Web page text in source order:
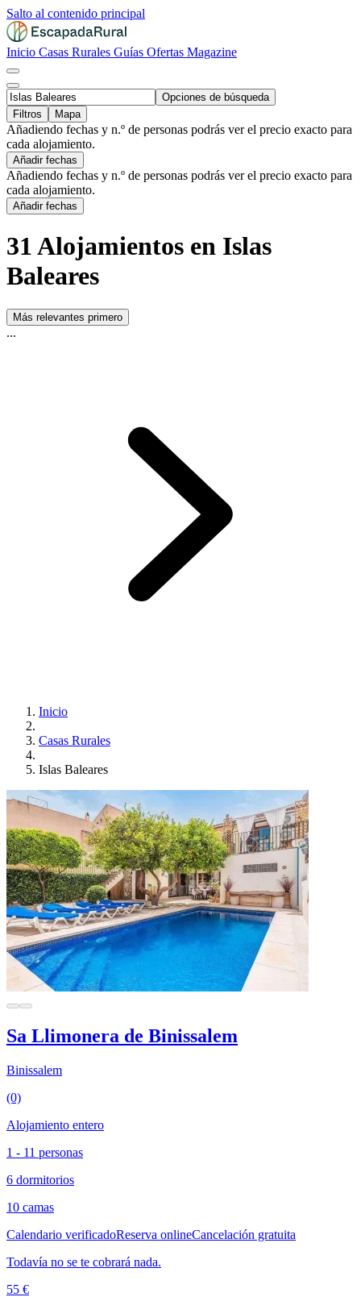
Salto al contenido principal
Inicio Casas Rurales Guías Ofertas Magazine
Opciones de búsqueda
Filtros
Mapa
Añadiendo fechas y n.º de personas podrás ver el precio exacto para
cada alojamiento.
Añadir fechas
Añadiendo fechas y n.º de personas podrás ver el precio exacto para
cada alojamiento.
Añadir fechas
31 Alojamientos en Islas
Baleares
Más relevantes primero
...
Inicio
Casas Rurales
Islas Baleares
Sa Llimonera de Binissalem
Binissalem
(0)
Alojamiento entero
1 - 11 personas
6 dormitorios
10 camas
Calendario verificadoReserva onlineCancelación gratuita
Todavía no se te cobrará nada.
55 €